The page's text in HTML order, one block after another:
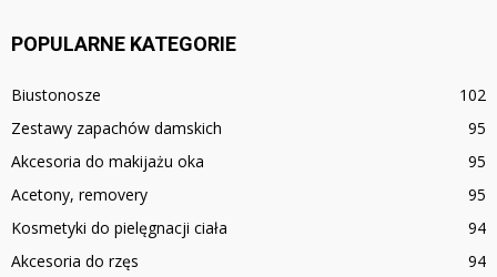
POPULARNE KATEGORIE
Biustonosze
102
Zestawy zapachów damskich
95
Akcesoria do makijażu oka
95
Acetony, removery
95
Kosmetyki do pielęgnacji ciała
94
Akcesoria do rzęs
94